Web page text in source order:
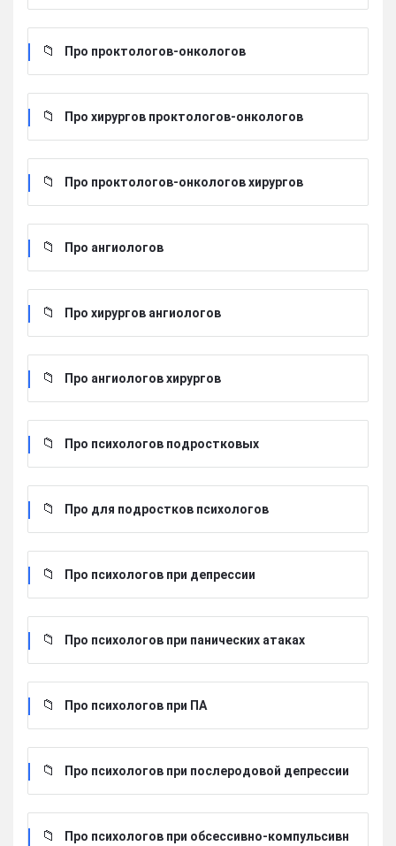
Про проктологов-онкологов
Про хирургов проктологов-онкологов
Про проктологов-онкологов хирургов
Про ангиологов
Про хирургов ангиологов
Про ангиологов хирургов
Про психологов подростковых
Про для подростков психологов
Про психологов при депрессии
Про психологов при панических атаках
Про психологов при ПА
Про психологов при послеродовой депрессии
Про психологов при обсессивно-компульсивн